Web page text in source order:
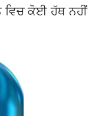
ਵਿਚ ਕੋਈ ਹੱਥ ਨਹੀਂ